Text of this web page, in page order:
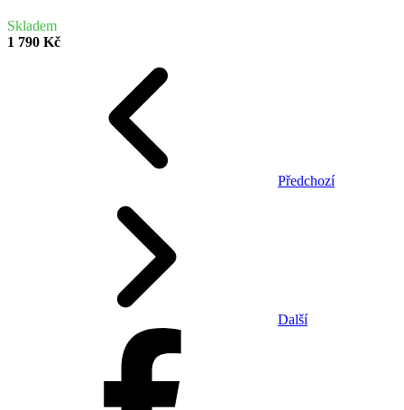
Skladem
1 790 Kč
Předchozí
Další